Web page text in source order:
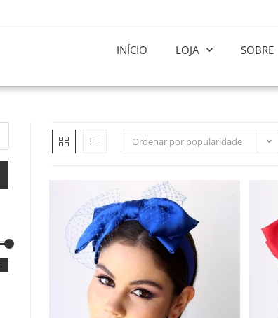
INÍCIO LOJA SOBRE
Ordenar por popularidade